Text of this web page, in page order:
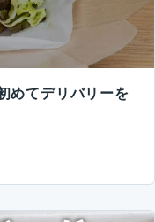
めてデリバリーを